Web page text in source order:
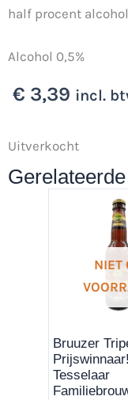
half procent
Alcohol 0,5%
€ 3,39 incl.
Uitverkocht
NIET
Bruuzer
Tesselaar